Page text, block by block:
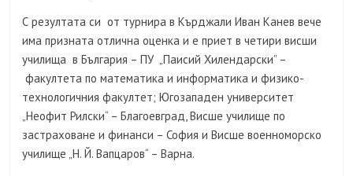
С резултата си от турнира в Кърджали Иван Канев вече
има призната отлична оценка и е приет в четири висши
училища в България – ПУ „Паисий Хилендарски” –
факултета по математика и информатика и физико-
технологичния факултет; Югозападен университет
„Неофит Рилски“ – Благоевград, Висше училище по
застраховане и финанси – София и Висше военноморско
училище „Н. Й. Вапцаров“ – Варна.